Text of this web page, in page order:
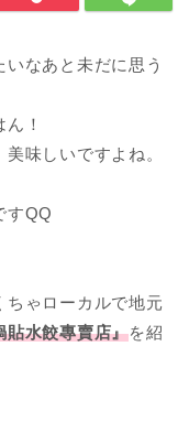
なあと未だに思う
！
味しいですよね。
すQQ
ゃローカルで地元
貼水餃專賣店』を紹